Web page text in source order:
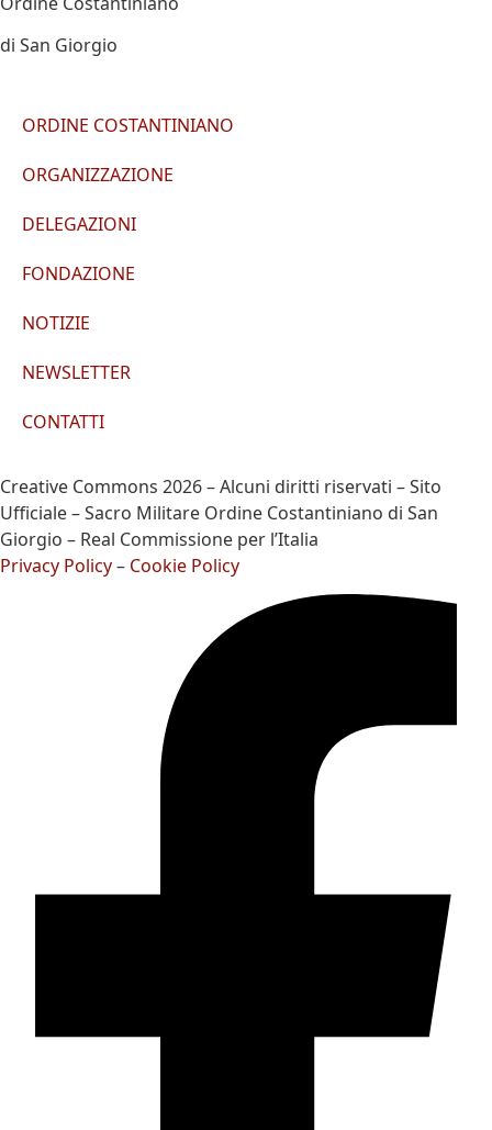
di San Giorgio
ORDINE COSTANTINIANO
ORGANIZZAZIONE
DELEGAZIONI
FONDAZIONE
NOTIZIE
NEWSLETTER
CONTATTI
Creative Commons 2026 – Alcuni diritti riservati – Sito
Ufficiale – Sacro Militare Ordine Costantiniano di San
Giorgio – Real Commissione per l’Italia
Privacy Policy– Cookie Policy